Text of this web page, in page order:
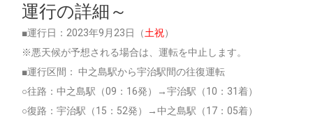
運行の詳細～
■運行日：2023年9月23日（土祝）
※悪天候が予想される場合は、運転を中止します。
■運行区間： 中之島駅から宇治駅間の往復運転
○往路：中之島駅（09：16発）→宇治駅（10：31着）
○復路：宇治駅（15：52発）→中之島駅（17：05着）